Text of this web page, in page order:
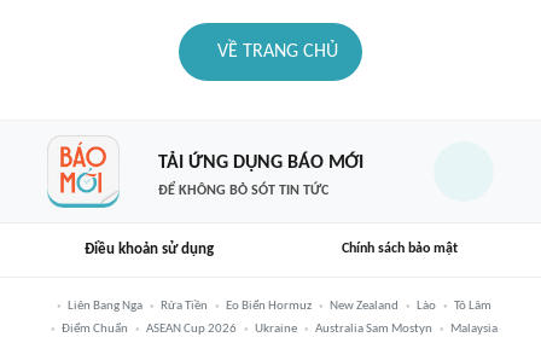
VỀ TRANG CHỦ
TẢI ỨNG DỤNG BÁO MỚI
ĐỂ KHÔNG BỎ SÓT TIN TỨC
Điều khoản sử dụng Chính sách bảo mật
Liên Bang Nga Rửa Tiền Eo Biển Hormuz New Zealand Lào
Tô Lâm
Điểm Chuẩn
ASEAN Cup 2026 Ukraine Australia Sam Mostyn Malaysia